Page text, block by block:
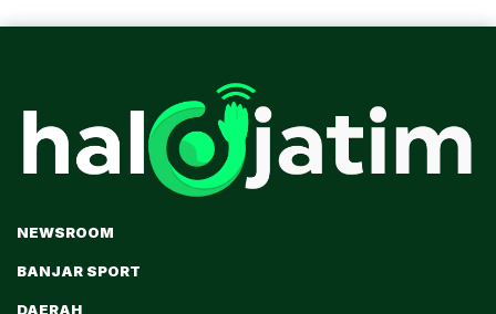
NEWSROOM
BANJAR SPORT
DAERAH